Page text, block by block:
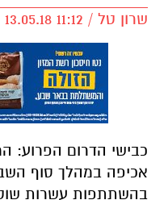
שרון טל / 11:12 13.05.18
כבישי הדרום הפרוע:
אכיפה במהלך סוף
בהשתתפות עשרות